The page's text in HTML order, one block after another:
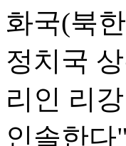
화국(북
정치국
리인 리
인솔한다